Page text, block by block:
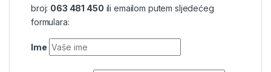
broj: 063 481 450 ili emailom putem sljedećeg
formulara:
Ime